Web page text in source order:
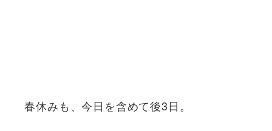
春休みも、今日を含めて後3日。